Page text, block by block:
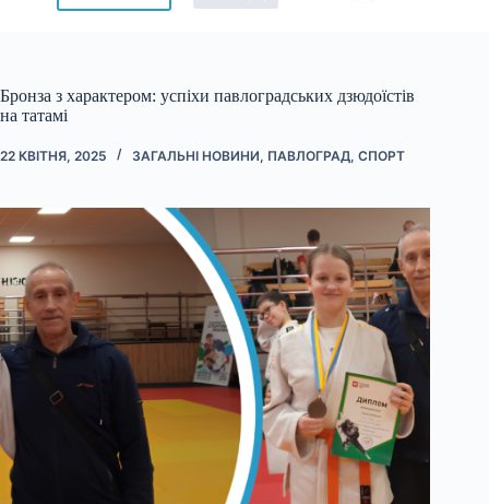
Бронза з характером: успіхи павлоградських дзюдоїстів
на татамі
22 КВІТНЯ, 2025 ЗАГАЛЬНІ НОВИНИ, ПАВЛОГРАД, СПОРТ